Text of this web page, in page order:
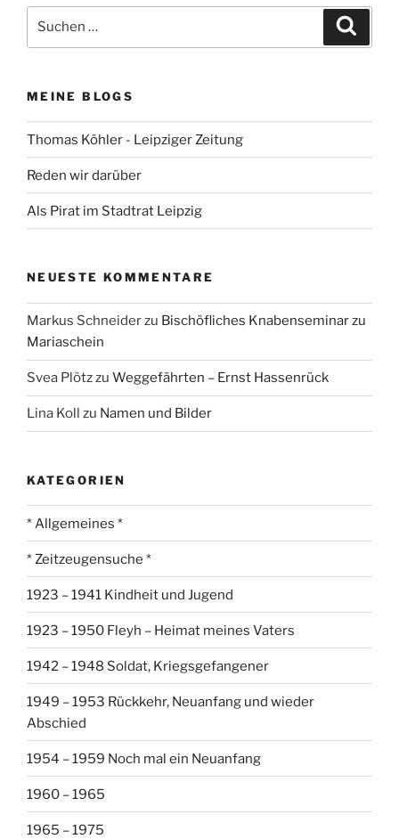
nach:
MEINE BLOGS
Thomas Köhler - Leipziger Zeitung
Reden wir darüber
Als Pirat im Stadtrat Leipzig
NEUESTE KOMMENTARE
Markus Schneiderzu Bischöfliches Knabenseminar zu
Mariaschein
Svea Plötzzu Weggefährten – Ernst Hassenrück
Lina Koll zu Namen und Bilder
KATEGORIEN
* Allgemeines *
* Zeitzeugensuche *
1923 – 1941 Kindheit und Jugend
1923 – 1950 Fleyh – Heimat meines Vaters
1942 – 1948 Soldat, Kriegsgefangener
1949 – 1953 Rückkehr, Neuanfang und wieder
Abschied
1954 – 1959 Noch mal ein Neuanfang
1960 – 1965
1965 – 1975